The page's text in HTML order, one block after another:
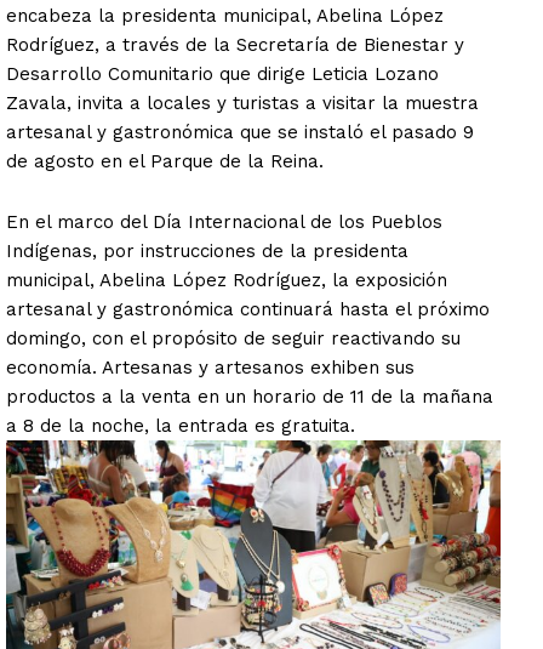
encabeza la presidenta municipal, Abelina López
Rodríguez, a través de la Secretaría de Bienestar y
Desarrollo Comunitario que dirige Leticia Lozano
Zavala, invita a locales y turistas a visitar la muestra
artesanal y gastronómica que se instaló el pasado 9
de agosto en el Parque de la Reina.
En el marco del Día Internacional de los Pueblos
Indígenas, por instrucciones de la presidenta
municipal, Abelina López Rodríguez, la exposición
artesanal y gastronómica continuará hasta el próximo
domingo, con el propósito de seguir reactivando su
economía. Artesanas y artesanos exhiben sus
productos a la venta en un horario de 11 de la mañana
a 8 de la noche, la entrada es gratuita.